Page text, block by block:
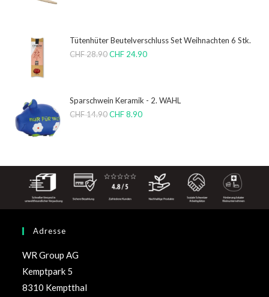
Tütenhüter Beutelverschluss Set Weihnachten 6 Stk.
CHF28.90 CHF 24.90
Sparschwein Keramik - 2. WAHL
CHF14.90 CHF8.90
Adresse
WR Group AG
Kemptpark 5
8310 Kemptthal